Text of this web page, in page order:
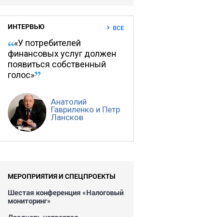
ИНТЕРВЬЮ ВСЕ
«У потребителей
финансовых услуг должен
появиться собственный
голос»
Анатолий
Гавриленко и Петр
Лансков
МЕРОПРИЯТИЯ И СПЕЦПРОЕКТЫ
Шестая конференция «Налоговый
мониторинг»